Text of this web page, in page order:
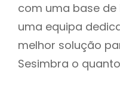
com uma base de
uma equipa
melhor solução
Sesimbra o